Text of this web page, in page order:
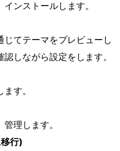
ンストールします。
じてテーマをプレビューし
しながら設定をします。
す。
理します。
行)